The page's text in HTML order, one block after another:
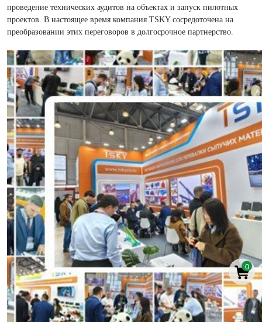
0
Оставьте Свое Сообщение
Поля отмеченные звездочкой * обязательны для заполнения.
Имя:*
Телефон:*
Эл.почта:*
Страна:*
Компания:*
Сообщение:*
проведение технических аудитов на объектах и запуск пилотных
проектов. В настоящее время компания TSKY сосредоточена на
преобразовании этих переговоров в долгосрочное партнерство.